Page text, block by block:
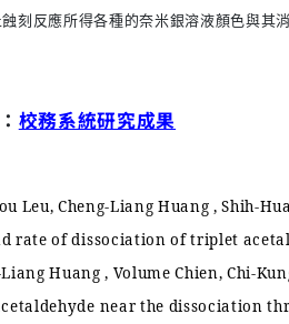
刻反應所得各種的奈米銀溶液顏色與其
校務系統研究成果
Leu, Cheng-Liang Huang , Shih-
rate of dissociation of triplet
Huang , Volume Chien, Chi-
near the dissociation